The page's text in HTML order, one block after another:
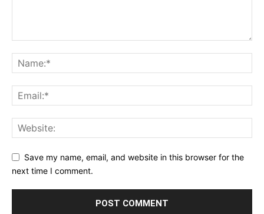
Save my name, email, and website in this browser for the
next time I comment.